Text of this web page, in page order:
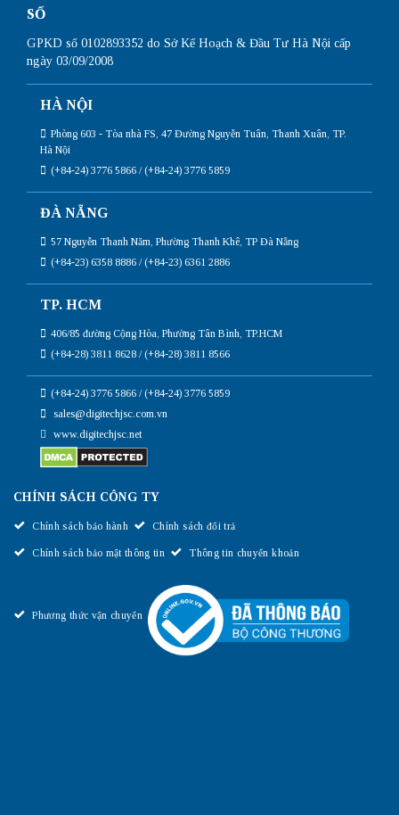
SỐ
GPKD số 0102893352 do Sở Kế Hoạch & Đầu Tư Hà Nội cấp
ngày 03/09/2008
HÀ NỘI
Phòng 603 - Tòa nhà FS, 47 Đường Nguyễn Tuân, Thanh Xuân, TP.
Hà Nội
(+84-24) 3776 5866 / (+84-24) 3776 5859
ĐÀ NẴNG
57 Nguyễn Thanh Năm, Phường Thanh Khê, TP Đà Nẵng
(+84-23) 6358 8886 / (+84-23) 6361 2886
TP. HCM
406/85 đường Cộng Hòa, Phường Tân Bình, TP.HCM
(+84-28) 3811 8628 / (+84-28) 3811 8566
(+84-24) 3776 5866 / (+84-24) 3776 5859
sales@digitechjsc.com.vn
www.digitechjsc.net
CHÍNH SÁCH CÔNG TY
Chính sách bảo hành Chính sách đổi trả
Chính sách bảo mật thông tin Thông tin chuyển khoản
Phương thức vận chuyển